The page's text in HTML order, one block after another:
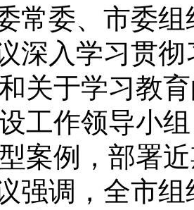
常委、市委
深入学习贯
关于学习教
工作领导小
案例，部署
强调，全市